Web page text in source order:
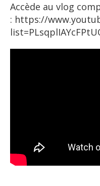
Accède au vlog
: https://